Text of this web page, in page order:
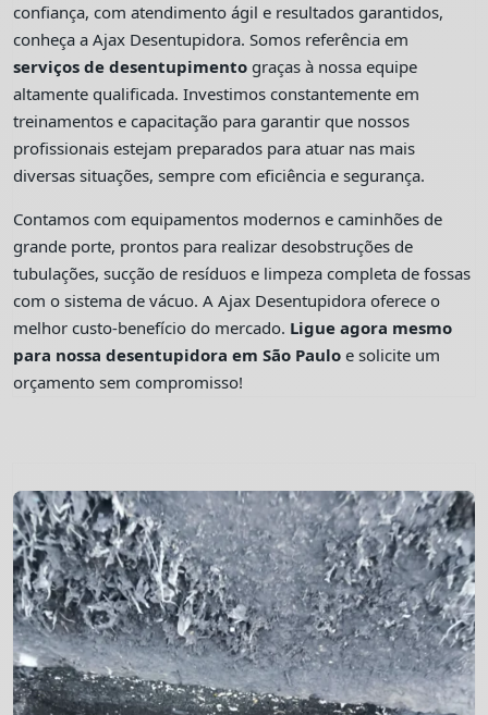
confiança, com atendimento ágil e resultados garantidos,
conheça a Ajax Desentupidora. Somos referência em
serviços de desentupimento graças à nossa equipe
altamente qualificada. Investimos constantemente em
treinamentos e capacitação para garantir que nossos
profissionais estejam preparados para atuar nas mais
diversas situações, sempre com eficiência e segurança.
Contamos com equipamentos modernos e caminhões de
grande porte, prontos para realizar desobstruções de
tubulações, sucção de resíduos e limpeza completa de fossas
com o sistema de vácuo. A Ajax Desentupidora oferece o
melhor custo-benefício do mercado. Ligue agora mesmo
para nossa desentupidora em São Paulo e solicite um
orçamento sem compromisso!